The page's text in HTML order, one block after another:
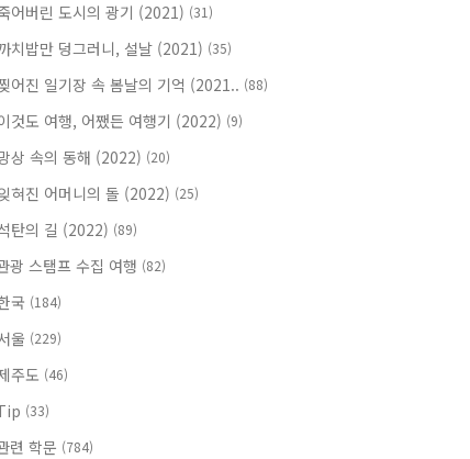
어버린 도시의 광기 (2021) (31)
치밥만 덩그러니, 설날 (2021) (35)
어진 일기장 속 봄날의 기억 (2021.. (88)
것도 여행, 어쨌든 여행기 (2022) (9)
상 속의 동해 (2022) (20)
혀진 어머니의 돌 (2022) (25)
탄의 길 (2022) (89)
광 스탬프 수집 여행 (82)
국 (184)
울 (229)
주도 (46)
(33)
련 학문 (784)